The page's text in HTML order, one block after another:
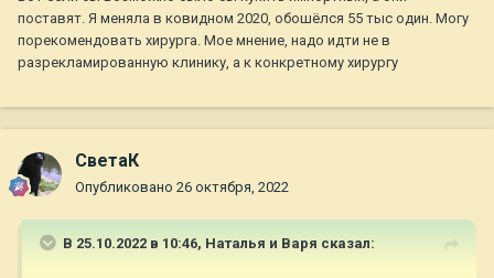
поставят. Я меняла в ковидном 2020, обошёлся 55 тыс один. Могу
порекомендовать хирурга. Мое мнение, надо идти не в
разрекламированную клинику, а к конкретному хирургу
СветаК
Опубликовано 26 октября, 2022
В 25.10.2022 в 10:46, Наталья и Варя сказал: